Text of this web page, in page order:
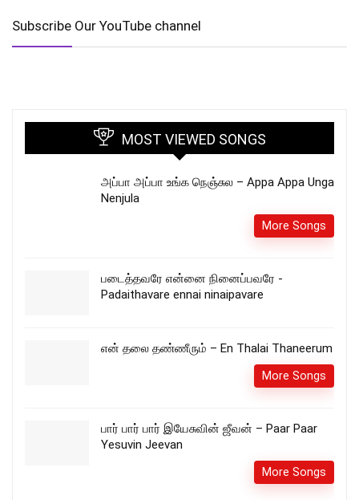
Subscribe Our YouTube channel
MOST VIEWED SONGS
அப்பா அப்பா உங்க நெஞ்சுல – Appa Appa Unga
Nenjula
More Songs
படைத்தவரே என்னை நினைப்பவரே -
Padaithavare ennai ninaipavare
என் தலை தண்ணீரும் – En Thalai Thaneerum
More Songs
பார் பார் பார் இயேசுவின் ஜீவன் – Paar Paar
Yesuvin Jeevan
More Songs